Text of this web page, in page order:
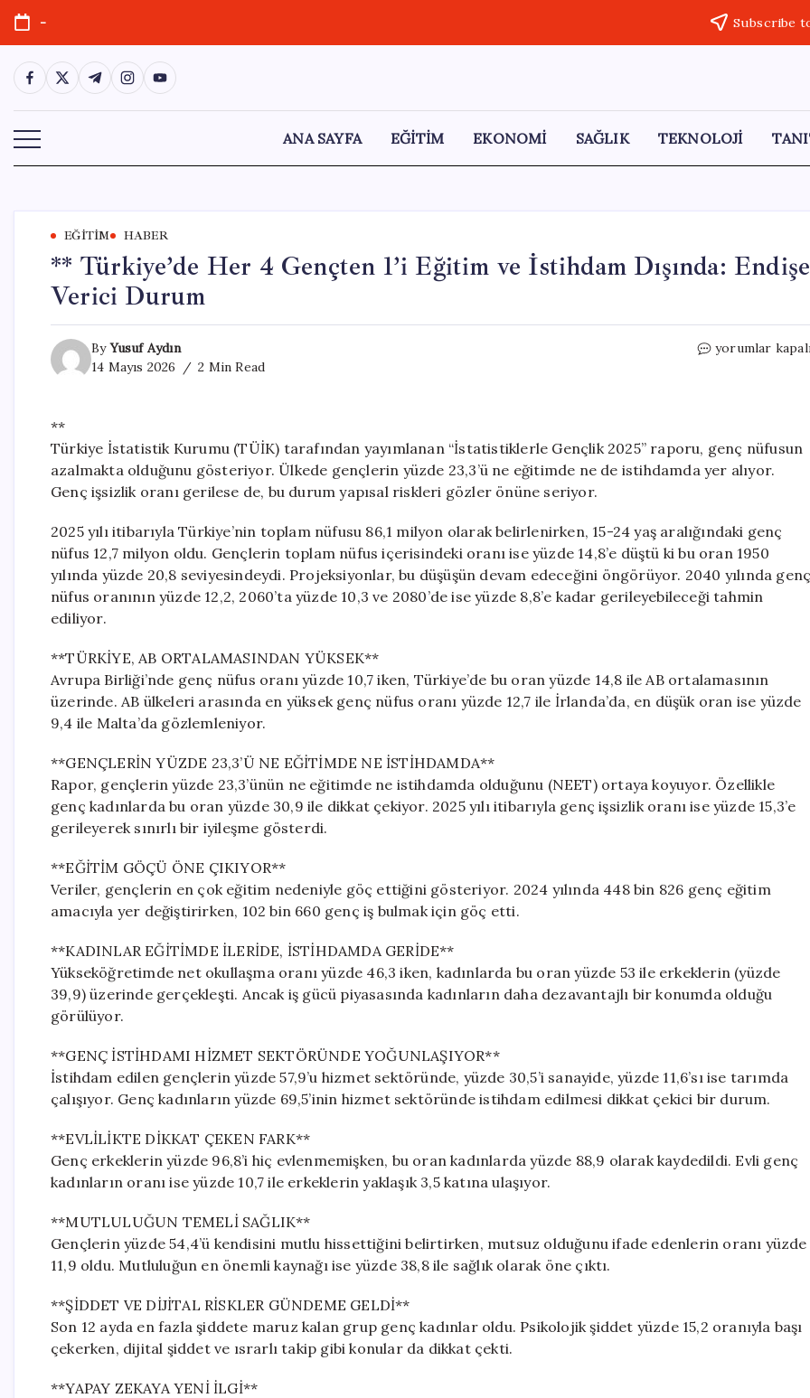
Skip
content
- Subscribe
https://www.facebook.com/
https://twitter.com/
https://t.me/
https://www.instagram.com/
https://youtube.com/
ANA SAYFA EĞİTİM EKONOMİ SAĞLIK TEKNOLOJİ
EĞITIM HABER
** Türkiye’de Her 4 Gençten 1’i Eğitim ve İstihdam Dışında: Endişe
Verici Durum
ByYusuf Aydın
14 Mayıs 2026
2 Min Read
**
1’i
Eğitim
ve
Endişe
Verici
Durum
için
yorumlar
**
Türkiye İstatistik Kurumu (TÜİK) tarafından yayımlanan “İstatistiklerle Gençlik 2025” raporu, genç nüfusun
azalmakta olduğunu gösteriyor. Ülkede gençlerin yüzde 23,3’ü ne eğitimde ne de istihdamda yer alıyor.
Genç işsizlik oranı gerilese de, bu durum yapısal riskleri gözler önüne seriyor.
2025 yılı itibarıyla Türkiye’nin toplam nüfusu 86,1 milyon olarak belirlenirken, 15-24 yaş aralığındaki genç
nüfus 12,7 milyon oldu. Gençlerin toplam nüfus içerisindeki oranı ise yüzde 14,8’e düştü ki bu oran 1950
yılında yüzde 20,8 seviyesindeydi. Projeksiyonlar, bu düşüşün devam edeceğini öngörüyor. 2040 yılında genç
nüfus oranının yüzde 12,2, 2060’ta yüzde 10,3 ve 2080’de ise yüzde 8,8’e kadar gerileyebileceği tahmin
ediliyor.
**TÜRKİYE, AB ORTALAMASINDAN YÜKSEK**
Avrupa Birliği’nde genç nüfus oranı yüzde 10,7 iken, Türkiye’de bu oran yüzde 14,8 ile AB ortalamasının
üzerinde. AB ülkeleri arasında en yüksek genç nüfus oranı yüzde 12,7 ile İrlanda’da, en düşük oran ise yüzde
9,4 ile Malta’da gözlemleniyor.
**GENÇLERİN YÜZDE 23,3’Ü NE EĞİTİMDE NE İSTİHDAMDA**
Rapor, gençlerin yüzde 23,3’ünün ne eğitimde ne istihdamda olduğunu (NEET) ortaya koyuyor. Özellikle
genç kadınlarda bu oran yüzde 30,9 ile dikkat çekiyor. 2025 yılı itibarıyla genç işsizlik oranı ise yüzde 15,3’e
gerileyerek sınırlı bir iyileşme gösterdi.
**EĞİTİM GÖÇÜ ÖNE ÇIKIYOR**
Veriler, gençlerin en çok eğitim nedeniyle göç ettiğini gösteriyor. 2024 yılında 448 bin 826 genç eğitim
amacıyla yer değiştirirken, 102 bin 660 genç iş bulmak için göç etti.
**KADINLAR EĞİTİMDE İLERİDE, İSTİHDAMDA GERİDE**
Yükseköğretimde net okullaşma oranı yüzde 46,3 iken, kadınlarda bu oran yüzde 53 ile erkeklerin (yüzde
39,9) üzerinde gerçekleşti. Ancak iş gücü piyasasında kadınların daha dezavantajlı bir konumda olduğu
görülüyor.
**GENÇ İSTİHDAMI HİZMET SEKTÖRÜNDE YOĞUNLAŞIYOR**
İstihdam edilen gençlerin yüzde 57,9’u hizmet sektöründe, yüzde 30,5’i sanayide, yüzde 11,6’sı ise tarımda
çalışıyor. Genç kadınların yüzde 69,5’inin hizmet sektöründe istihdam edilmesi dikkat çekici bir durum.
**EVLİLİKTE DİKKAT ÇEKEN FARK**
Genç erkeklerin yüzde 96,8’i hiç evlenmemişken, bu oran kadınlarda yüzde 88,9 olarak kaydedildi. Evli genç
kadınların oranı ise yüzde 10,7 ile erkeklerin yaklaşık 3,5 katına ulaşıyor.
**MUTLULUĞUN TEMELİ SAĞLIK**
Gençlerin yüzde 54,4’ü kendisini mutlu hissettiğini belirtirken, mutsuz olduğunu ifade edenlerin oranı yüzde
11,9 oldu. Mutluluğun en önemli kaynağı ise yüzde 38,8 ile sağlık olarak öne çıktı.
**ŞİDDET VE DİJİTAL RİSKLER GÜNDEME GELDİ**
Son 12 ayda en fazla şiddete maruz kalan grup genç kadınlar oldu. Psikolojik şiddet yüzde 15,2 oranıyla başı
çekerken, dijital şiddet ve ısrarlı takip gibi konular da dikkat çekti.
**YAPAY ZEKAYA YENİ İLGİ**